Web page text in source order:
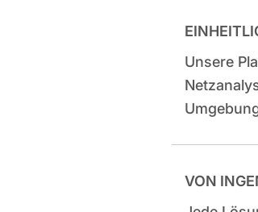
Unsere
VON